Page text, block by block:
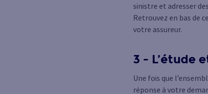
sinistre et adresser
Retrouvez en bas de
votre assureur.
3 - L’étude
Une fois que
réponse à votre